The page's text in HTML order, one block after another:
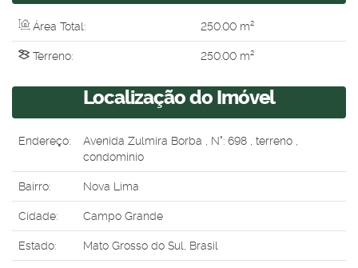
Área Total: 250.00 m²
Terreno: 250.00 m²
Localização do Imóvel
Endereço: Avenida Zulmira Borba , N°: 698 , terreno ,
condominio
Bairro: Nova Lima
Cidade: Campo Grande
Estado: Mato Grosso do Sul, Brasil